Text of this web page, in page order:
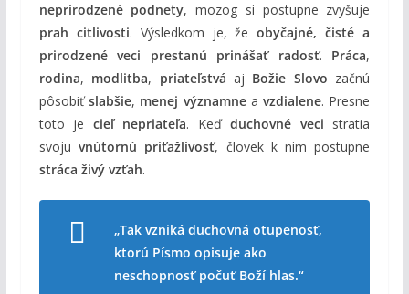
neprirodzené podnety, mozog si postupne zvyšuje
prah citlivosti. Výsledkom je, žeobyčajné, čisté a
prirodzené veci prestanú prinášať radosť. Práca,
rodina, modlitba, priateľstvá aj Božie Slovo začnú
pôsobiťslabšie, menej významneavzdialene. Presne
toto je cieľ nepriateľa. Keďduchovné veci stratia
svoju vnútornú príťažlivosť, človek k nim postupne
stráca živý vzťah.
„Tak vzniká duchovná otupenosť,
ktorú Písmo opisuje ako
neschopnosť počuť Boží hlas.“